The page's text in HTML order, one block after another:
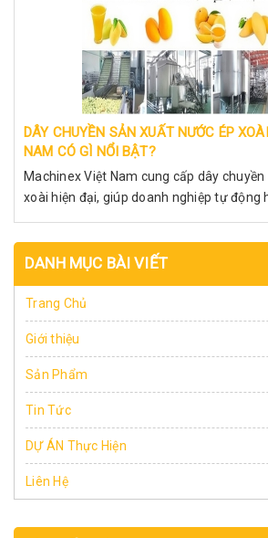
DÂY CHUYỀN SẢN XUẤT NƯỚC ÉP
NAM CÓ GÌ NỔI BẬT?
Machinex Việt Nam cung cấp dây
xoài hiện đại, giúp doanh nghiệp tự động
DANH MỤC BÀI VIẾT
Trang Chủ
Giới thiệu
Sản Phẩm
Tin Tức
DỰ ÁN Thực Hiện
Liên Hệ